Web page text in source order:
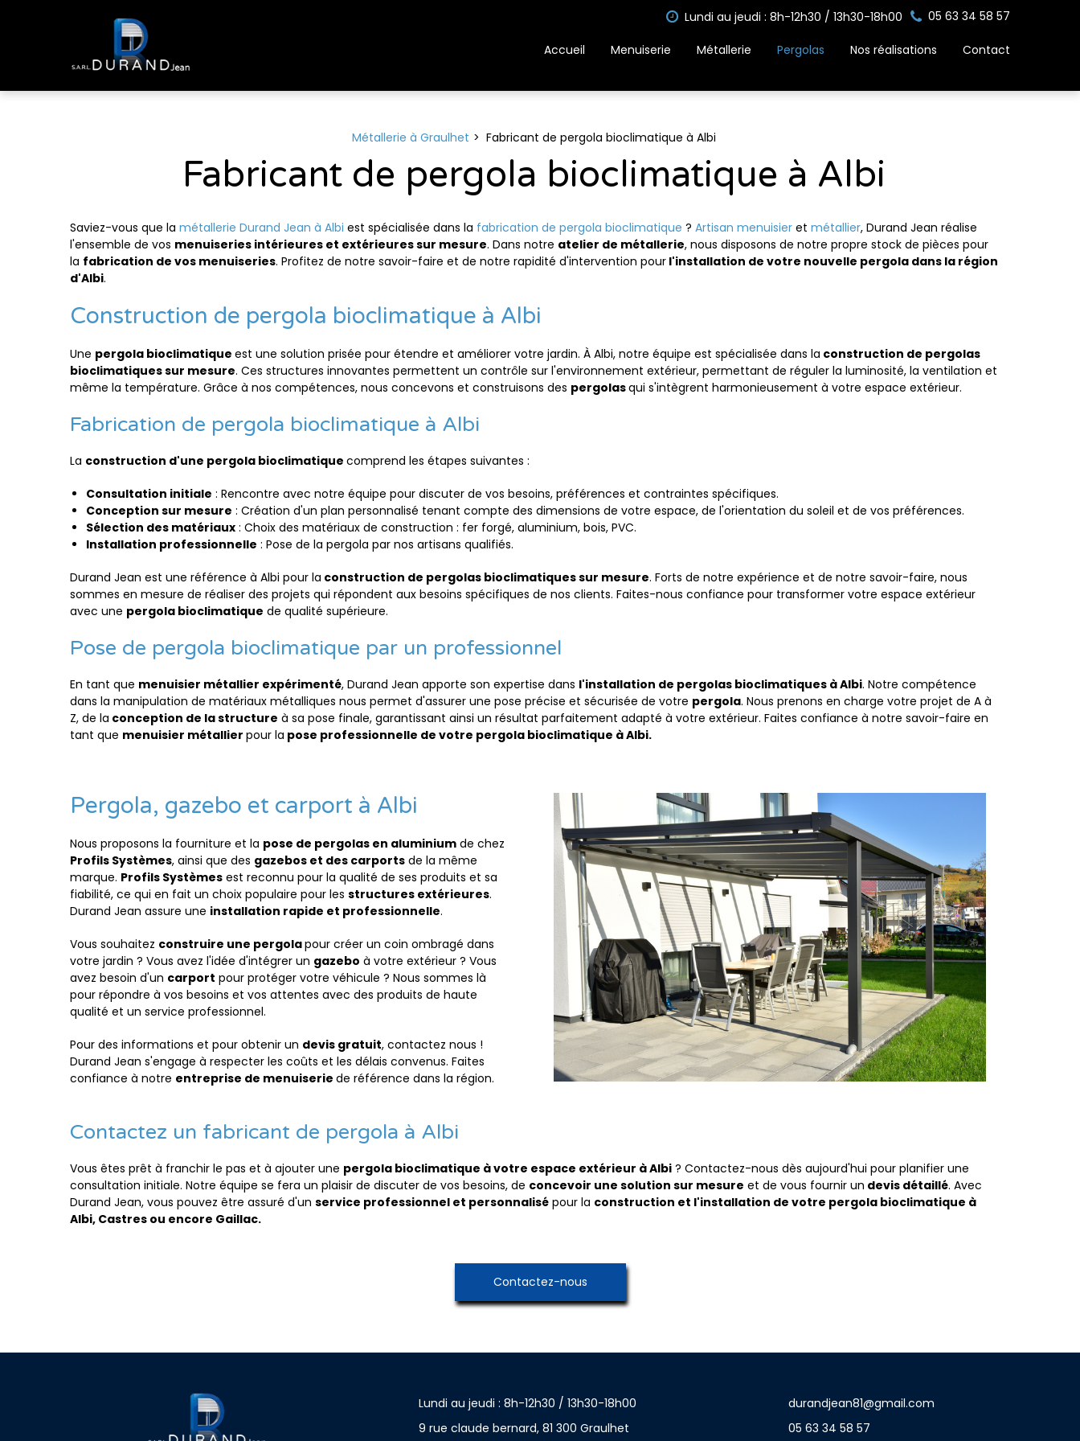
Lundi au jeudi : 8h-12h30 / 13h30-18h00 05 63 34 58 57
Accueil Menuiserie Métallerie Pergolas Nos réalisations Contact
Métallerie à Graulhet Fabricant de pergola bioclimatique à Albi
Fabricant de pergola bioclimatique à Albi
Saviez-vous que la métallerie Durand Jean à Albi est spécialisée dans la fabrication de pergola bioclimatique ? Artisan menuisier et métallier, Durand Jean réalise
l'ensemble de vos menuiseries intérieures et extérieures sur mesure. Dans notre atelier de métallerie, nous disposons de notre propre stock de pièces pour
la fabrication de vos menuiseries. Profitez de notre savoir-faire et de notre rapidité d'intervention pour l'installation de votre nouvelle pergola dans la région
d'Albi.
Construction de pergola bioclimatique à Albi
Une pergola bioclimatique est une solution prisée pour étendre et améliorer votre jardin. À Albi, notre équipe est spécialisée dans la construction de pergolas
bioclimatiques sur mesure. Ces structures innovantes permettent un contrôle sur l'environnement extérieur, permettant de réguler la luminosité, la ventilation et
même la température. Grâce à nos compétences, nous concevons et construisons des pergolasqui s'intègrent harmonieusement à votre espace extérieur.
Fabrication de pergola bioclimatique à Albi
La construction d'une pergola bioclimatique comprend les étapes suivantes :
Consultation initiale : Rencontre avec notre équipe pour discuter de vos besoins, préférences et contraintes spécifiques.
Conception sur mesure : Création d'un plan personnalisé tenant compte des dimensions de votre espace, de l'orientation du soleil et de vos préférences.
Sélection des matériaux : Choix des matériaux de construction : fer forgé, aluminium, bois, PVC.
Installation professionnelle : Pose de la pergola par nos artisans qualifiés.
Durand Jean est une référence à Albi pour la construction de pergolas bioclimatiques sur mesure. Forts de notre expérience et de notre savoir-faire, nous
sommes en mesure de réaliser des projets qui répondent aux besoins spécifiques de nos clients. Faites-nous confiance pour transformer votre espace extérieur
avec une pergola bioclimatique de qualité supérieure.
Pose de pergola bioclimatique par un professionnel
En tant que menuisier métallier expérimenté, Durand Jean apporte son expertise dans l'installation de pergolas bioclimatiques à Albi. Notre compétence
dans la manipulation de matériaux métalliques nous permet d'assurer une pose précise et sécurisée de votre pergola. Nous prenons en charge votre projet de A à
Z, de la conception de la structure à sa pose finale, garantissant ainsi un résultat parfaitement adapté à votre extérieur. Faites confiance à notre savoir-faire en
tant que menuisier métallier pour la pose professionnelle de votre pergola bioclimatique à Albi.
Pergola, gazebo et carport à Albi
Nous proposons la fourniture et la pose de pergolas en aluminium de chez
Profils Systèmes, ainsi que des gazebos et des carports de la même
marque. Profils Systèmes est reconnu pour la qualité de ses produits et sa
fiabilité, ce qui en fait un choix populaire pour les structures extérieures.
Durand Jean assure une installation rapide et professionnelle.
Vous souhaitez construire une pergolapour créer un coin ombragé dans
votre jardin ? Vous avez l'idée d'intégrer un gazebo à votre extérieur ? Vous
avez besoin d'un carport pour protéger votre véhicule ? Nous sommes là
pour répondre à vos besoins et vos attentes avec des produits de haute
qualité et un service professionnel.
Pour des informations et pour obtenir un devis gratuit, contactez nous !
Durand Jean s'engage à respecter les coûts et les délais convenus. Faites
confiance à notre entreprise de menuiserie de référence dans la région.
Contactez un fabricant de pergola à Albi
Vous êtes prêt à franchir le pas et à ajouter une pergola bioclimatique à votre espace extérieur à Albi ? Contactez-nous dès aujourd'hui pour planifier une
consultation initiale. Notre équipe se fera un plaisir de discuter de vos besoins, de concevoir une solution sur mesure et de vous fournir un devis détaillé. Avec
Durand Jean, vous pouvez être assuré d'un service professionnel et personnalisé pour la construction et l'installation de votre pergola bioclimatique à
Albi, Castres ou encore Gaillac.
Contactez-nous
Lundi au jeudi : 8h-12h30 / 13h30-18h00
9 rue claude bernard, 81 300 Graulhet
durandjean81@gmail.com
05 63 34 58 57